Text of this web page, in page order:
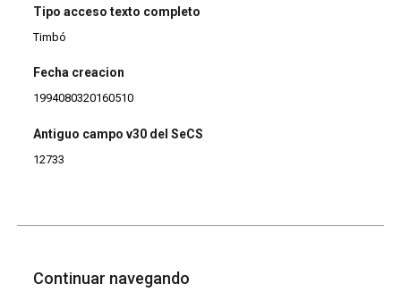
Tipo acceso texto completo
Timbó
Fecha creacion
1994080320160510
Antiguo campo v30 del SeCS
12733
Continuar navegando